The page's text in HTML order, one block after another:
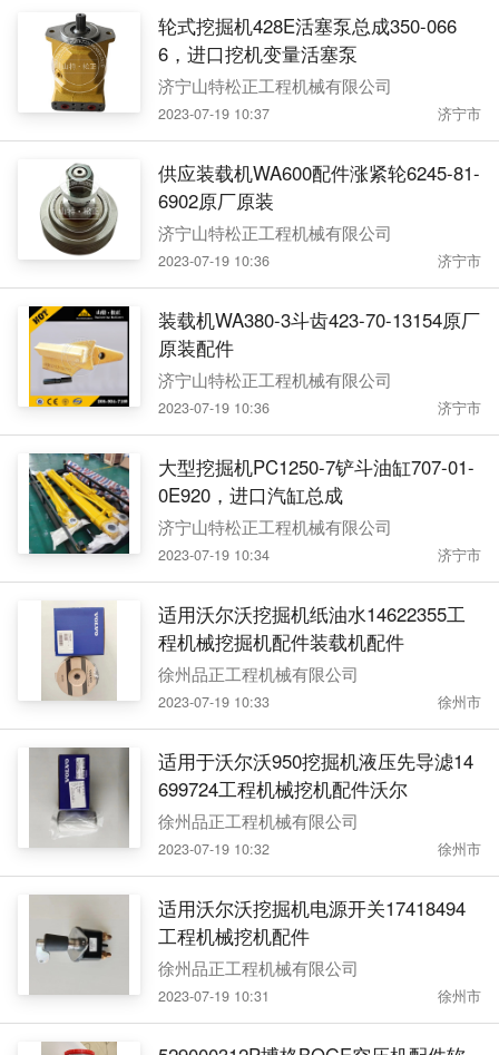
轮式挖掘机428E活塞泵总成350-066
6，进口挖机变量活塞泵
济宁山特松正工程机械有限公司
2023-07-19 10:37 济宁市
供应装载机WA600配件涨紧轮6245-81-
6902原厂原装
济宁山特松正工程机械有限公司
2023-07-19 10:36 济宁市
装载机WA380-3斗齿423-70-13154原厂
原装配件
济宁山特松正工程机械有限公司
2023-07-19 10:36 济宁市
大型挖掘机PC1250-7铲斗油缸707-01-
0E920，进口汽缸总成
济宁山特松正工程机械有限公司
2023-07-19 10:34 济宁市
适用沃尔沃挖掘机纸油水14622355工
程机械挖掘机配件装载机配件
徐州品正工程机械有限公司
2023-07-19 10:33 徐州市
适用于沃尔沃950挖掘机液压先导滤14
699724工程机械挖机配件沃尔
徐州品正工程机械有限公司
2023-07-19 10:32 徐州市
适用沃尔沃挖掘机电源开关17418494
工程机械挖机配件
徐州品正工程机械有限公司
2023-07-19 10:31 徐州市